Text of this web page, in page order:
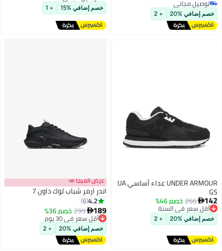
توصيل مجاني
توصيل مجاني
خصم إضافي %20 + 2
توصيل مجاني
خصم إضافي %15 + 1
UNDER ARMOUR عداء أساسي UA
GS
142
266 خصم 46%
أقل سعر في السنة
توصيل مجاني
أقل سعر في السنة
خصم إضافي %20 + 2
عرض الميجا 📣
اندر ارمر شباب لوك داون 7
4.2
6
189
299 خصم 36%
أقل سعر في 30 يوم
توصيل مجاني
أقل سعر في 30 يوم
خصم إضافي %20 + 2